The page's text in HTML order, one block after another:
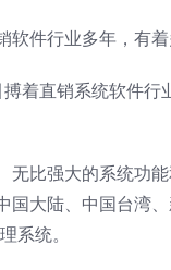
件行业多年，有着
着直销系统软件
比强大的系统功
大陆、中国台湾
系统。